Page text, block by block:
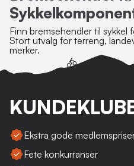
Finn bremsehendler til sykkel
Stort utvalg for terreng,
merker.
Ekstra gode
Fete konkurranser